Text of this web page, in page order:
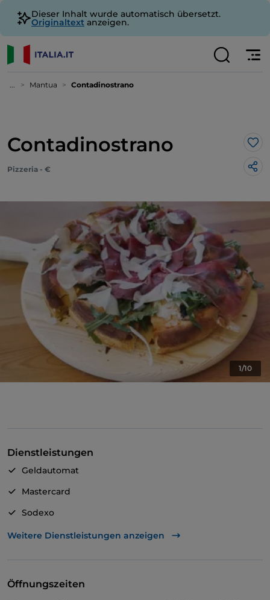
Dieser Inhalt wurde automatisch übersetzt.
Originaltext anzeigen.
... Mantua Contadinostrano
Contadinostrano
Pizzeria - €
1/10
Dienstleistungen
Geldautomat
Mastercard
Sodexo
Visa
Weitere Dienstleistungen anzeigen
Öffnungszeiten